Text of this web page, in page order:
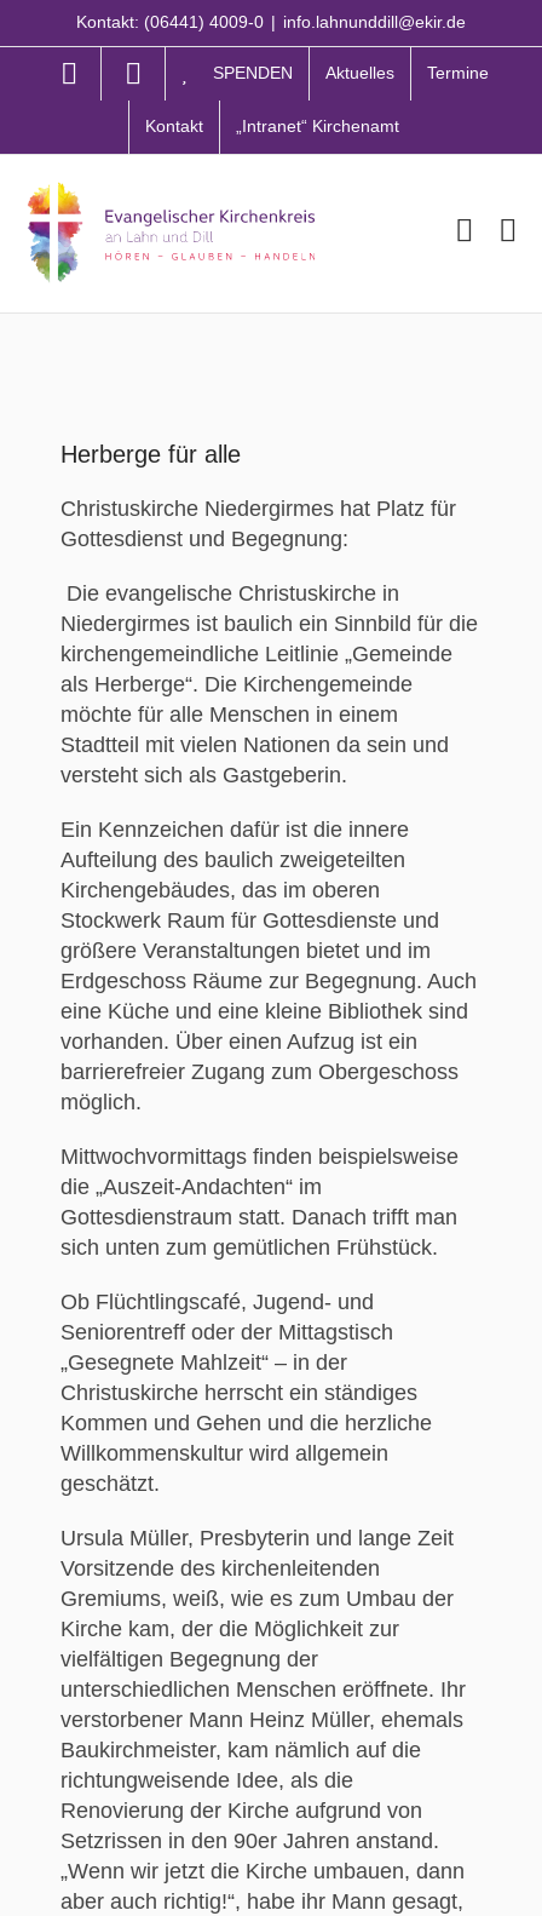
Inhalt
Kontakt: (06441) 4009-0 | info.lahnunddill@ekir.de
SPENDEN Aktuelles Termine
Kontakt „Intranet“ Kirchenamt
Herberge für alle
Christuskirche Niedergirmes hat Platz für
Gottesdienst und Begegnung:
Die evangelische Christuskirche in
Niedergirmes ist baulich ein Sinnbild für die
kirchengemeindliche Leitlinie „Gemeinde
als Herberge“. Die Kirchengemeinde
möchte für alle Menschen in einem
Stadtteil mit vielen Nationen da sein und
versteht sich als Gastgeberin.
Ein Kennzeichen dafür ist die innere
Aufteilung des baulich zweigeteilten
Kirchengebäudes, das im oberen
Stockwerk Raum für Gottesdienste und
größere Veranstaltungen bietet und im
Erdgeschoss Räume zur Begegnung. Auch
eine Küche und eine kleine Bibliothek sind
vorhanden. Über einen Aufzug ist ein
barrierefreier Zugang zum Obergeschoss
möglich.
Mittwochvormittags finden beispielsweise
die „Auszeit-Andachten“ im
Gottesdienstraum statt. Danach trifft man
sich unten zum gemütlichen Frühstück.
Ob Flüchtlingscafé, Jugend- und
Seniorentreff oder der Mittagstisch
„Gesegnete Mahlzeit“ – in der
Christuskirche herrscht ein ständiges
Kommen und Gehen und die herzliche
Willkommenskultur wird allgemein
geschätzt.
Ursula Müller, Presbyterin und lange Zeit
Vorsitzende des kirchenleitenden
Gremiums, weiß, wie es zum Umbau der
Kirche kam, der die Möglichkeit zur
vielfältigen Begegnung der
unterschiedlichen Menschen eröffnete. Ihr
verstorbener Mann Heinz Müller, ehemals
Baukirchmeister, kam nämlich auf die
richtungweisende Idee, als die
Renovierung der Kirche aufgrund von
Setzrissen in den 90er Jahren anstand.
„Wenn wir jetzt die Kirche umbauen, dann
aber auch richtig!“, habe ihr Mann gesagt,